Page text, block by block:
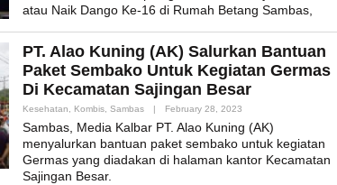
atau Naik Dango Ke-16 di Rumah Betang Sambas,
PT. Alao Kuning (AK) Salurkan Bantuan
Paket Sembako Untuk Kegiatan Germas
Di Kecamatan Sajingan Besar
Kesehatan, Kombis, Sambas | February 28, 2023
Sambas, Media Kalbar PT. Alao Kuning (AK)
menyalurkan bantuan paket sembako untuk kegiatan
Germas yang diadakan di halaman kantor Kecamatan
Sajingan Besar.